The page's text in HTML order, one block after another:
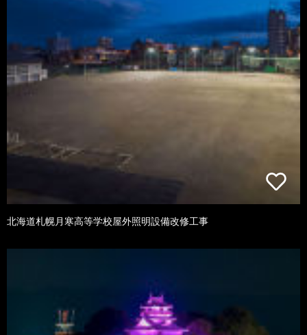
北海道札幌月寒高等学校屋外照明設備改修工事